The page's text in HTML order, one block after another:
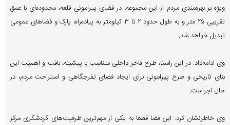
ویژه بر بهره‌مندی مردم از این مجموعه، در فضای پیرامونی قلعه، محدوده‌ای با عمق
تقریبی ۲۵ متر و به طول حدود ۲ تا ۳ کیلومتر به پیاده‌راه، پارک و فضاهای عمومی
تبدیل خواهد شد.
وی ادامه‌داد: در این راستا، طرح‌ فاخر داخلی متناسب با پیشینه، بافت و اهمیت این
بنای تاریخی و طرح پیرامونی برای ایجاد فضای تفرجگاهی و استراحت مردم، در
حال اجراست.
وی خاطرنشان کرد: این فضا قطعا به یکی از مهم‌ترین ظرفیت‌های گردشگری مرکز